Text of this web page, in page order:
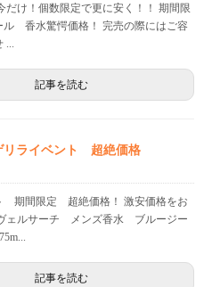
だけ！個数限定で更に安く！！ 期間限
香水驚愕価格！ 完売の際にはご容
...
記事を読む
ライベント 超絶価格
期間限定 超絶価格！ 激安価格をお
ェルサーチ メンズ香水 ブルージー
記事を読む